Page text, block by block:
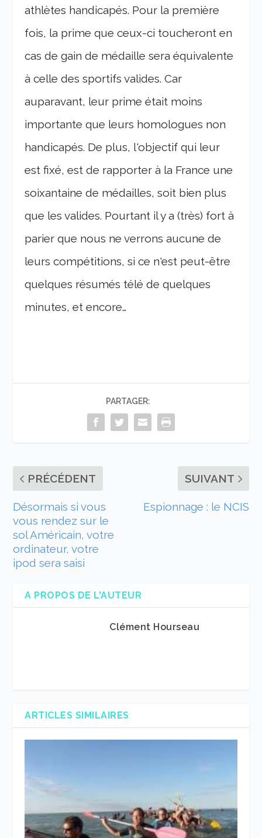
athlètes handicapés. Pour la première
fois, la prime que ceux-ci toucheront en
cas de gain de médaille sera équivalente
à celle des sportifs valides. Car
auparavant, leur prime était moins
importante que leurs homologues non
handicapés. De plus, l'objectif qui leur
est fixé, est de rapporter à la France une
soixantaine de médailles, soit bien plus
que les valides. Pourtant il y a (très) fort à
parier que nous ne verrons aucune de
leurs compétitions, si ce n'est peut-être
quelques résumés télé de quelques
minutes, et encore…
PARTAGER:
PRÉCÉDENT
Désormais si vous
vous rendez sur le
sol Américain, votre
ordinateur, votre
ipod sera saisi
SUIVANT
Espionnage : le NCIS
A PROPOS DE L'AUTEUR
Clément Hourseau
ARTICLES SIMILAIRES